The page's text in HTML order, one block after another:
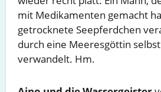
mit Medikamenten gemacht
getrocknete Seepferdchen
durch eine Meeresgöttin
verwandelt. Hm.